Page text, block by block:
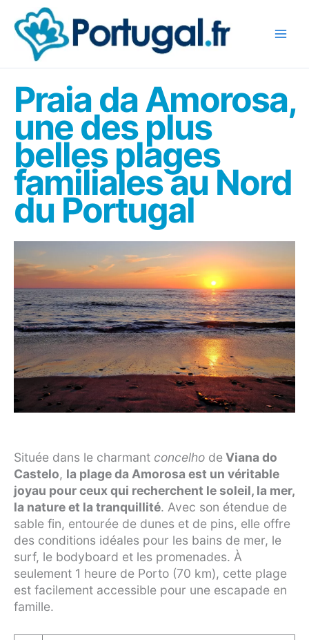
contenu
Praia da Amorosa,
une des plus
belles plages
familiales au Nord
du Portugal
Située dans le charmant concelho deViana do
Castelo, la plage da Amorosa est un véritable
joyau pour ceux qui recherchent le soleil, la mer,
la nature et la tranquillité. Avec son étendue de
sable fin, entourée de dunes et de pins, elle offre
des conditions idéales pour les bains de mer, le
surf, le bodyboard et les promenades. À
seulement 1 heure de Porto (70 km), cette plage
est facilement accessible pour une escapade en
famille.